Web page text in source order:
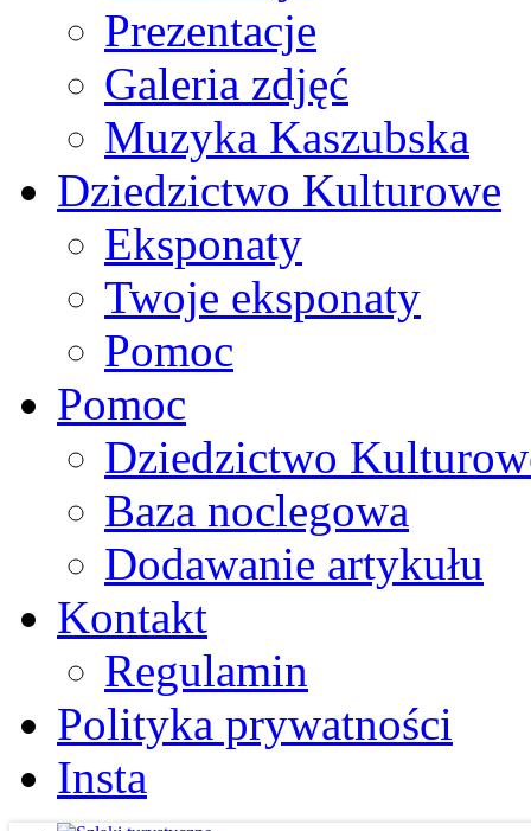
Prezentacje
Galeria zdjęć
Muzyka Kaszubska
Dziedzictwo Kulturowe
Eksponaty
Twoje eksponaty
Pomoc
Pomoc
Dziedzictwo
Baza noclegowa
Dodawanie artykułu
Kontakt
Regulamin
Polityka prywatności
Insta